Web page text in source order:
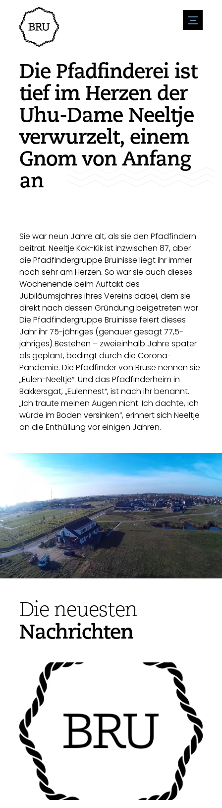
menu
Veranstaltungskalender
Veranstaltung anmelden
Übernachtung
Geschäfte
Natur & wasser
Sport
Sehenswürdigkeiten
Geschichte
Zugänglichkeit
Parken
Wohnumfeld
Um zu unternehmen
Stellenangebote
Stellenangebote veröffentlichen
Unternehmen
BIZ Bruinisse
Nachrichtenübersicht
Neuigkeiten einreichen
Die Pfadfinderei ist
tief im Herzen der
Uhu-Dame Neeltje
verwurzelt, einem
Gnom von Anfang
an
Sie war neun Jahre alt, als sie den Pfadfindern
beitrat. Neeltje Kok-Kik ist inzwischen 87, aber
die Pfadfindergruppe Bruinisse liegt ihr immer
noch sehr am Herzen. So war sie auch dieses
Wochenende beim Auftakt des
Jubiläumsjahres ihres Vereins dabei, dem sie
direkt nach dessen Gründung beigetreten war.
Die Pfadfindergruppe Bruinisse feiert dieses
Jahr ihr 75-jähriges (genauer gesagt 77,5-
jähriges) Bestehen – zweieinhalb Jahre später
als geplant, bedingt durch die Corona-
Pandemie. Die Pfadfinder von Bruse nennen sie
„Eulen-Neeltje“. Und das Pfadfinderheim in
Bakkersgat, „Eulennest“, ist nach ihr benannt.
„Ich traute meinen Augen nicht. Ich dachte, ich
würde im Boden versinken“, erinnert sich Neeltje
an die Enthüllung vor einigen Jahren.
Die neuesten
Nachrichten